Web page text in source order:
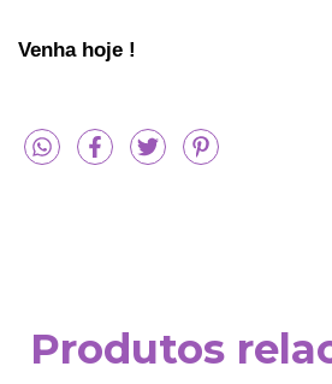
Venha hoje !
Produtos